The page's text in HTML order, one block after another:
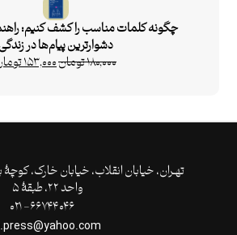
چگونه کلمات مناسب را کشف کنیم:
دشوارترین پیام‌ها در زندگی
۱۸۰,۰۰۰تومان۱۵۳,۰۰۰
واحد ۲۲، طبقۀ ۵